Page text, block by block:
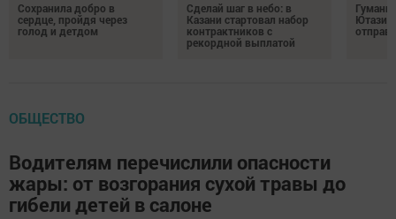
Сохранила добро в
сердце, пройдя через
голод и детдом
Сделай шаг в небо: в
Казани стартовал набор
контрактников с
рекордной выплатой
ОБЩЕСТВО
Водителям перечислили опасности
жары: от возгорания сухой травы до
гибели детей в салоне